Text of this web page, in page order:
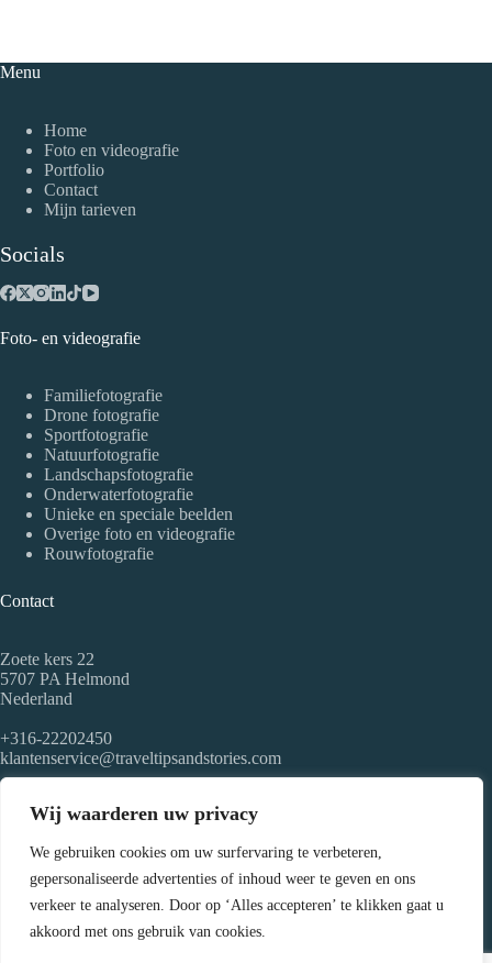
Wij waarderen uw privacy
We gebruiken cookies om uw surfervaring te verbeteren,
gepersonaliseerde advertenties of inhoud weer te geven en ons
verkeer te analyseren. Door op ‘Alles accepteren’ te klikken gaat u
akkoord met ons gebruik van cookies.
Menu
Home
Foto en videografie
Portfolio
Contact
Mijn tarieven
Socials
Foto- en videografie
Familiefotografie
Drone fotografie
Sportfotografie
Natuurfotografie
Landschapsfotografie
Onderwaterfotografie
Unieke en speciale beelden
Overige foto en videografie
Rouwfotografie
Contact
Zoete kers 22
5707 PA Helmond
Nederland
+316-22202450
klantenservice@traveltipsandstories.com
Over ons
Professionele fotograaf / videograaf met een passie voor
onderwater- en dronefoto- en videografie, die de hele wereld
rondreist voor de allermooiste en meest spectaculaire foto's en